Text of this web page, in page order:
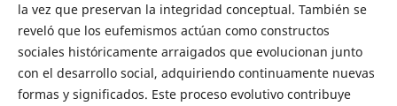
la vez que preservan la integridad conceptual. También se
reveló que los eufemismos actúan como constructos
sociales históricamente arraigados que evolucionan junto
con el desarrollo social, adquiriendo continuamente nuevas
formas y significados. Este proceso evolutivo contribuye